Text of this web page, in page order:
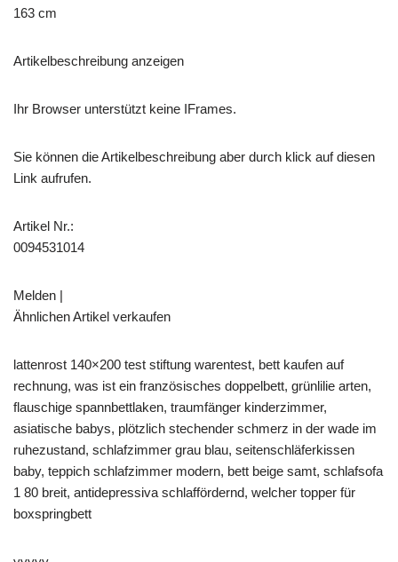
163 cm
Artikelbeschreibung anzeigen
Ihr Browser unterstützt keine IFrames.
Sie können die Artikelbeschreibung aber durch klick auf diesen
Link aufrufen.
Artikel Nr.:
0094531014
Melden |
Ähnlichen Artikel verkaufen
lattenrost 140×200 test stiftung warentest, bett kaufen auf
rechnung, was ist ein französisches doppelbett, grünlilie arten,
flauschige spannbettlaken, traumfänger kinderzimmer,
asiatische babys, plötzlich stechender schmerz in der wade im
ruhezustand, schlafzimmer grau blau, seitenschläferkissen
baby, teppich schlafzimmer modern, bett beige samt, schlafsofa
1 80 breit, antidepressiva schlaffördernd, welcher topper für
boxspringbett